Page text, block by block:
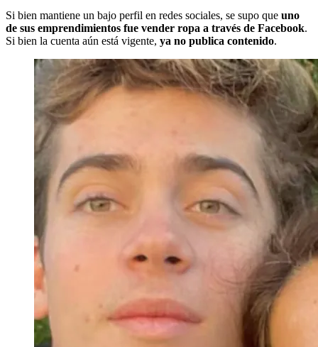
Si bien mantiene un bajo perfil en redes sociales, se supo que uno
de sus emprendimientos fue vender ropa a través de Facebook.
Si bien la cuenta aún está vigente, ya no publica contenido.